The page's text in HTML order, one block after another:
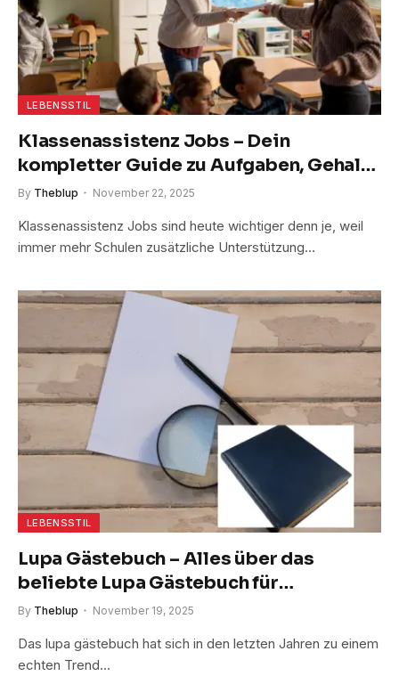
LEBENSSTIL
Klassenassistenz Jobs – Dein
kompletter Guide zu Aufgaben, Gehalt
und perfekten Bewerbungstipps
By Theblup November 22, 2025
Klassenassistenz Jobs sind heute wichtiger denn je, weil
immer mehr Schulen zusätzliche Unterstützung…
LEBENSSTIL
Lupa Gästebuch – Alles über das
beliebte Lupa Gästebuch für
besondere Erinnerungen
By Theblup November 19, 2025
Das lupa gästebuch hat sich in den letzten Jahren zu einem
echten Trend…